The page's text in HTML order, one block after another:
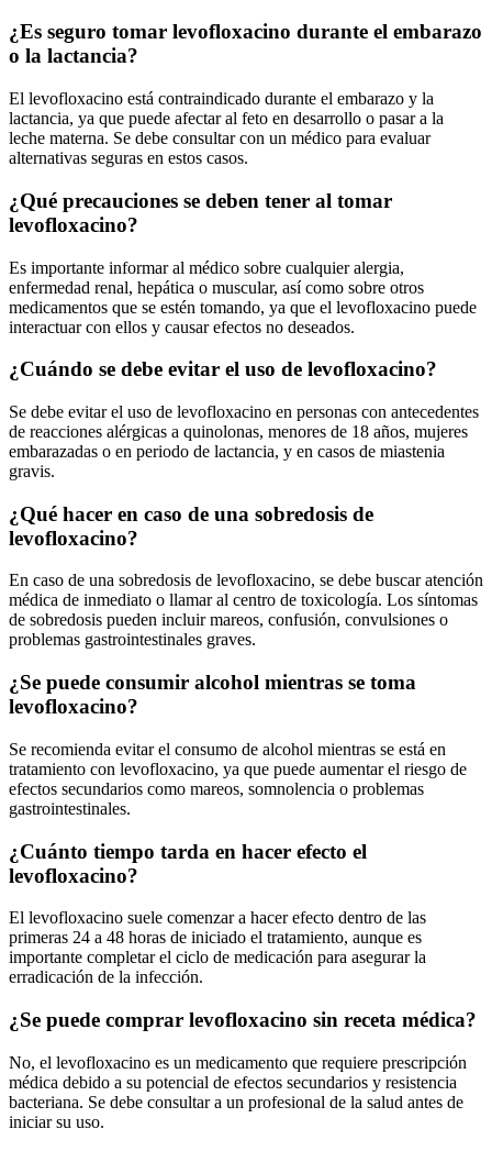
¿Es seguro tomar levofloxacino durante el embarazo
o la lactancia?
El levofloxacino está contraindicado durante el embarazo y la
lactancia, ya que puede afectar al feto en desarrollo o pasar a la
leche materna. Se debe consultar con un médico para evaluar
alternativas seguras en estos casos.
¿Qué precauciones se deben tener al tomar
levofloxacino?
Es importante informar al médico sobre cualquier alergia,
enfermedad renal, hepática o muscular, así como sobre otros
medicamentos que se estén tomando, ya que el levofloxacino puede
interactuar con ellos y causar efectos no deseados.
¿Cuándo se debe evitar el uso de levofloxacino?
Se debe evitar el uso de levofloxacino en personas con antecedentes
de reacciones alérgicas a quinolonas, menores de 18 años, mujeres
embarazadas o en periodo de lactancia, y en casos de miastenia
gravis.
¿Qué hacer en caso de una sobredosis de
levofloxacino?
En caso de una sobredosis de levofloxacino, se debe buscar atención
médica de inmediato o llamar al centro de toxicología. Los síntomas
de sobredosis pueden incluir mareos, confusión, convulsiones o
problemas gastrointestinales graves.
¿Se puede consumir alcohol mientras se toma
levofloxacino?
Se recomienda evitar el consumo de alcohol mientras se está en
tratamiento con levofloxacino, ya que puede aumentar el riesgo de
efectos secundarios como mareos, somnolencia o problemas
gastrointestinales.
¿Cuánto tiempo tarda en hacer efecto el
levofloxacino?
El levofloxacino suele comenzar a hacer efecto dentro de las
primeras 24 a 48 horas de iniciado el tratamiento, aunque es
importante completar el ciclo de medicación para asegurar la
erradicación de la infección.
¿Se puede comprar levofloxacino sin receta médica?
No, el levofloxacino es un medicamento que requiere prescripción
médica debido a su potencial de efectos secundarios y resistencia
bacteriana. Se debe consultar a un profesional de la salud antes de
iniciar su uso.